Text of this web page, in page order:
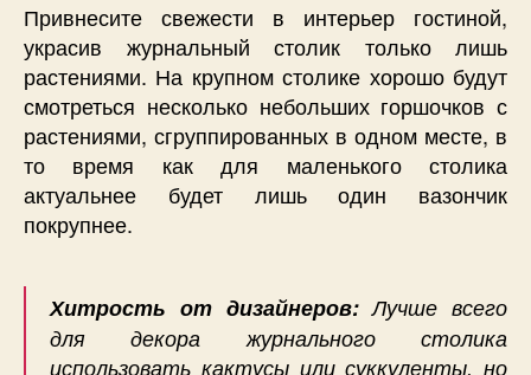
Привнесите свежести в интерьер гостиной,
украсив журнальный столик только лишь
растениями. На крупном столике хорошо будут
смотреться несколько небольших горшочков с
растениями, сгруппированных в одном месте, в
то время как для маленького столика
актуальнее будет лишь один вазончик
покрупнее.
Хитрость от дизайнеров:Лучше всего
для декора журнального столика
использовать кактусы или суккуленты, но